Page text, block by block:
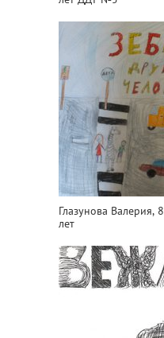
Глазунова Валерия, 8
лет